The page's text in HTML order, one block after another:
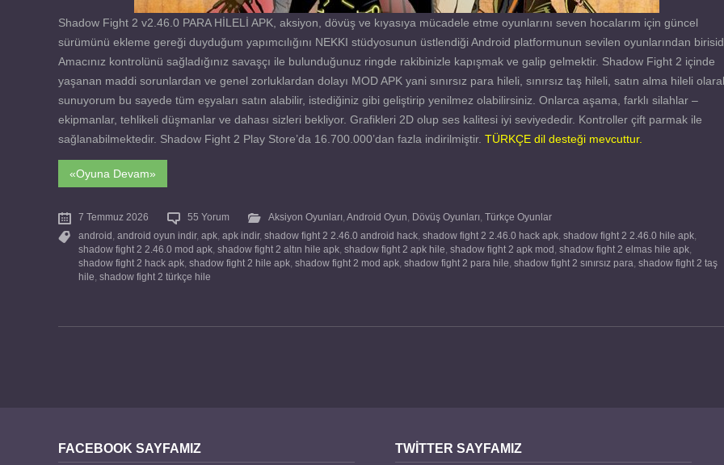
Shadow Fight 2 v2.46.0 PARA HİLELİ APK, aksiyon, dövüş ve kıyasıya mücadele etme oyunlarını seven hocalarım için güncel
sürümünü ekleme gereği duyduğum yapımcılığını NEKKI stüdyosunun üstlendiği Android platformunun sevilen oyunlarından
Amacınız kontrolünü sağladığınız savaşçı ile bulunduğunuz ringde rakibinizle kapışmak ve galip gelmektir. Shadow Fight 2 içinde
yaşanan maddi sorunlardan ve genel zorluklardan dolayı MOD APK yani sınırsız para hileli, sınırsız taş hileli, satın alma hileli
sunuyorum bu sayede tüm eşyaları satın alabilir, istediğiniz gibi geliştirip yenilmez olabilirsiniz. Onlarca aşama, farklı silahlar –
ekipmanlar, tehlikeli düşmanlar ve dahası sizleri bekliyor. Grafikleri 2D olup ses kalitesi iyi seviyededir. Kontroller çift parmak ile
sağlanabilmektedir. Shadow Fight 2 Play Store’da 16.700.000’dan fazla indirilmiştir. TÜRKÇE dil desteği mevcuttur.
«Oyuna Devam»
7 Temmuz 2026 55 Yorum Aksiyon Oyunları, Android Oyun, Dövüş Oyunları, Türkçe Oyunlar
android , android oyun indir, apk, apk indir, shadow fight 2 2.46.0 android hack, shadow fight 2 2.46.0 hack apk, shadow fight 2 2.46.0 hile apk,
shadow fight 2 2.46.0 mod apk, shadow fight 2 altın hile apk, shadow fight 2 apk hile, shadow fight 2 apk mod , shadow fight 2 elmas hile apk,
shadow fight 2 hack apk, shadow fight 2 hile apk, shadow fight 2 mod apk, shadow fight 2 para hile, shadow fight 2 sınırsız para, shadow fight 2 taş
hile, shadow fight 2 türkçe hile
FACEBOOK SAYFAMIZ TWITTER SAYFAMIZ